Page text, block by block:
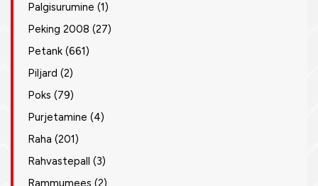
Palgisurumine (1)
Peking 2008 (27)
Petank (661)
Piljard (2)
Poks (79)
Purjetamine (4)
Raha (201)
Rahvastepall (3)
Rammumees (2)